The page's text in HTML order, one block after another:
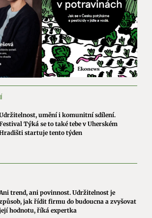
umění i komunitní sdílení.
Týká se to také tebe v Uherském
startuje tento týden
trend, ani povinnost. Udržitelnost je
jak řídit firmu do budoucna a zvyšovat
hodnotu, říká expertka